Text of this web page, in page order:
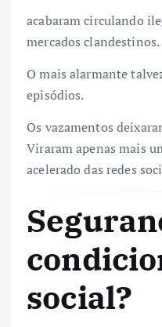
acabaram circulando
mercados clandestinos.
O mais alarmante
episódios.
Os vazamentos
Viraram apenas mais
acelerado das redes
social?